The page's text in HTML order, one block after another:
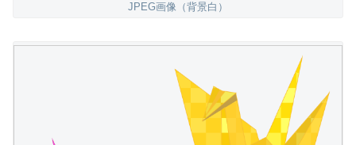
JPEG画像（背景白）